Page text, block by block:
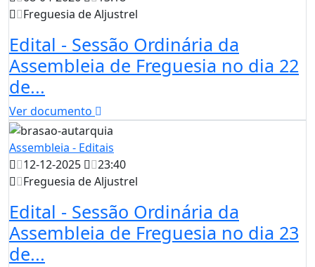
Freguesia de Aljustrel
Edital - Sessão Ordinária da
Assembleia de Freguesia no dia 22
de...
Ver documento
Assembleia - Editais
12-12-2025
23:40
Freguesia de Aljustrel
Edital - Sessão Ordinária da
Assembleia de Freguesia no dia 23
de...